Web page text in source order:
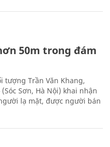
50m trong đám
tượng Trần Văn Khang,
Sơn, Hà Nội) khai nhận
lạ mặt, được người bán